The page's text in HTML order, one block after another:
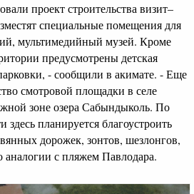
проект строительства визит–
специальные помещения для
мультимедийный музей. Кроме
предусмотрены детская
- сообщили в акимате. - Еще
смотровой площадки в селе
зоне озера Сабындыколь. По
планируется благоустроить
дорожек, зонтов, шезлонгов,
аналогии с пляжем Павлодара.